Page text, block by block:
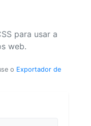
para usar a
web.
o Exportador de